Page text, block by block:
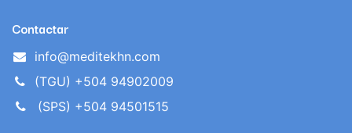
Contactar
info@meditekhn.com
(TGU) +504 94902009
(SPS) +504 94501515